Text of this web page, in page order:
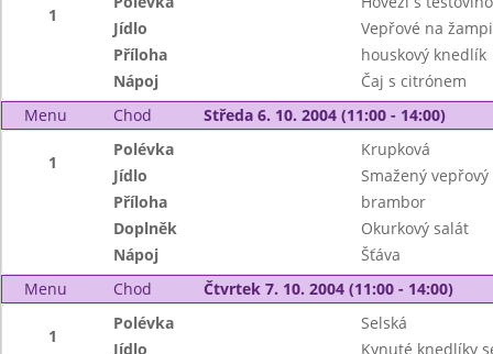
1
Jídlo
Vepřové na
Příloha
houskový knedlík
Nápoj
Čaj s citrónem
Menu
Chod Středa 6. 10. 2004 (11:00 - 14:00)
1
Polévka
Krupková
Jídlo
Smažený vepřový
Příloha
brambor
Doplněk
Okurkový salát
Nápoj
Šťáva
Menu
Chod Čtvrtek 7. 10. 2004 (11:00 - 14:00)
1
Polévka
Selská
Jídlo
Kynuté knedlíky